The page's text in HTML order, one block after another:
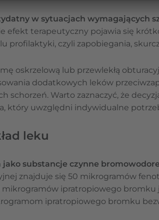
w sytuacjach wymagających
efekt terapeutyczny pojawia się
profilaktyki, czyli zapobiegania,
oskrzelową lub przewlekłą
dodatkowych leków
schorzeń. Warto zaznaczyć, że
który uwzględni indywidualne
leku
jako substancje czynne
znajduje się 50 mikrogramów
mikrogramów ipratropiowego
ipratropiowego bromku